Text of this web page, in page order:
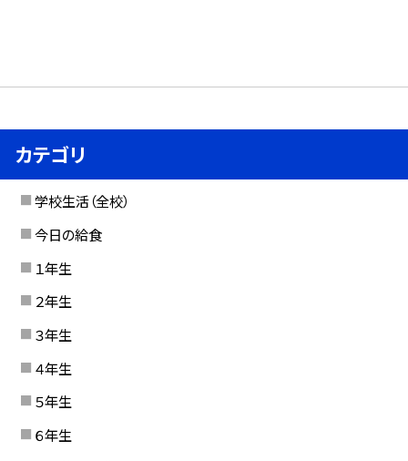
カテゴリ
学校生活（全校）
今日の給食
１年生
２年生
３年生
４年生
５年生
６年生